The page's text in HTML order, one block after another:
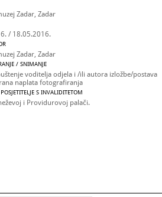
Zadar, Zadar
/ 18.05.2016.
Zadar, Zadar
/ SNIMANJE
voditelja odjela i /ili autora izložbe/postava
naplata fotografiranja
S INVALIDITETOM
i Providurovoj palači.